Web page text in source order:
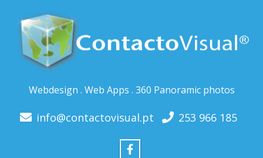
Webdesign . Web Apps . 360 Panoramic photos
info@contactovisual.pt 253 966 185